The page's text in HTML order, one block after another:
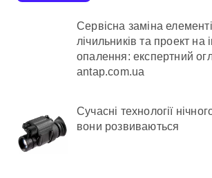
Сервісна заміна
лічильників та проект на
опалення: експертний
antap.com.ua
Сучасні технології
вони розвиваються